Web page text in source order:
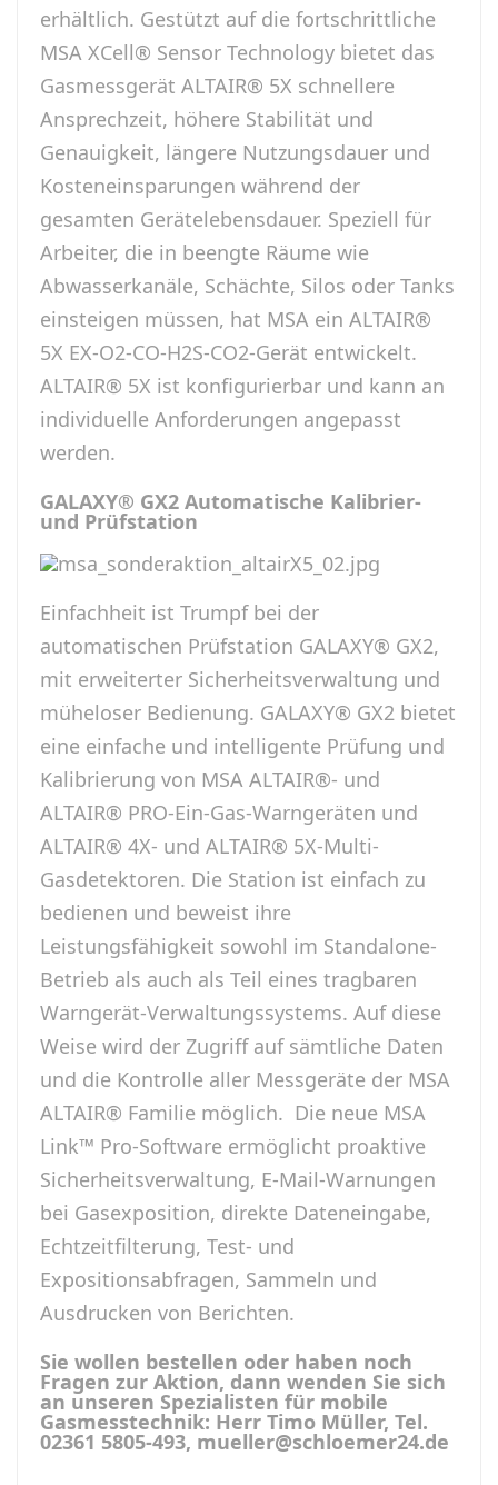
erhältlich. Gestützt auf die fortschrittliche
MSA XCell® Sensor Technology bietet das
Gasmessgerät ALTAIR® 5X schnellere
Ansprechzeit, höhere Stabilität und
Genauigkeit, längere Nutzungsdauer und
Kosteneinsparungen während der
gesamten Gerätelebensdauer. Speziell für
Arbeiter, die in beengte Räume wie
Abwasserkanäle, Schächte, Silos oder Tanks
einsteigen müssen, hat MSA ein ALTAIR®
5X EX-O2-CO-H2S-CO2-Gerät entwickelt.
ALTAIR® 5X ist konfigurierbar und kann an
individuelle Anforderungen angepasst
werden.
GALAXY® GX2 Automatische Kalibrier-
und Prüfstation
Einfachheit ist Trumpf bei der
automatischen Prüfstation GALAXY® GX2,
mit erweiterter Sicherheitsverwaltung und
müheloser Bedienung. GALAXY® GX2 bietet
eine einfache und intelligente Prüfung und
Kalibrierung von MSA ALTAIR®- und
ALTAIR® PRO-Ein-Gas-Warngeräten und
ALTAIR® 4X- und ALTAIR® 5X-Multi-
Gasdetektoren. Die Station ist einfach zu
bedienen und beweist ihre
Leistungsfähigkeit sowohl im Standalone-
Betrieb als auch als Teil eines tragbaren
Warngerät-Verwaltungssystems. Auf diese
Weise wird der Zugriff auf sämtliche Daten
und die Kontrolle aller Messgeräte der MSA
ALTAIR® Familie möglich. Die neue MSA
Link™ Pro-Software ermöglicht proaktive
Sicherheitsverwaltung, E-Mail-Warnungen
bei Gasexposition, direkte Dateneingabe,
Echtzeitfilterung, Test- und
Expositionsabfragen, Sammeln und
Ausdrucken von Berichten.
Sie wollen bestellen oder haben noch
Fragen zur Aktion, dann wenden Sie sich
an unseren Spezialisten für mobile
Gasmesstechnik: Herr Timo Müller, Tel.
02361 5805-493, mueller@schloemer24.de